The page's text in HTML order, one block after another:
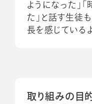
ようになった」
た」と話す生徒
長を感じているよ
取り組みの目